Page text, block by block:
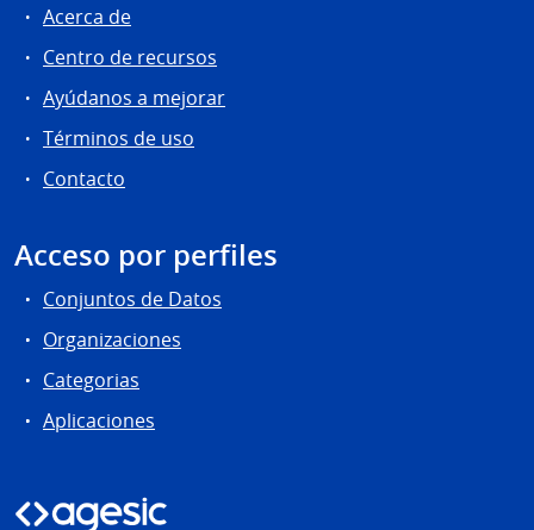
Acerca de
Centro de recursos
Ayúdanos a mejorar
Términos de uso
Contacto
Acceso por perfiles
Conjuntos de Datos
Organizaciones
Categorias
Aplicaciones